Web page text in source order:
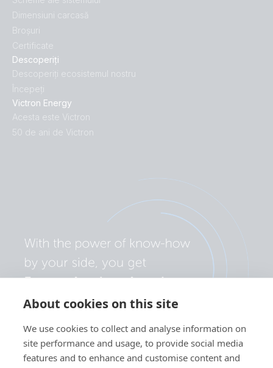
About cookies on this site
We use cookies to collect and analyse information on
site performance and usage, to provide social media
features and to enhance and customise content and
Descoperiți
Descoperiți ecosistemul nostru
Începeți
Victron Energy
Acesta este Victron
50 de ani de Victron
Dimensiuni carcasă
Broșuri
Certificate